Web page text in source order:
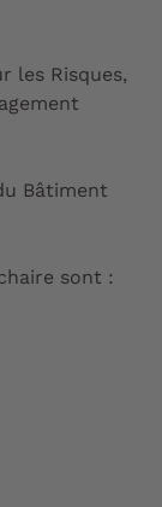
les Risques,
Bâtiment
sont :